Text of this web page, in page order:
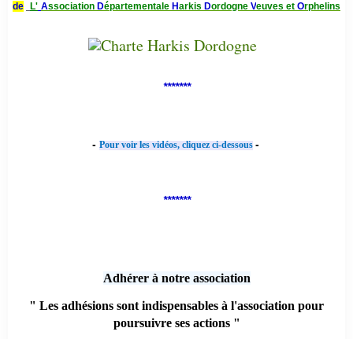
de
L' Association Départementale Harkis Dordogne Veuves et Orphelins
*******
- Pour voir les vidéos, cliquez ci-dessous -
*******
Adhérer à notre association
" Les adhésions sont indispensables à l'association pour
poursuivre ses actions "